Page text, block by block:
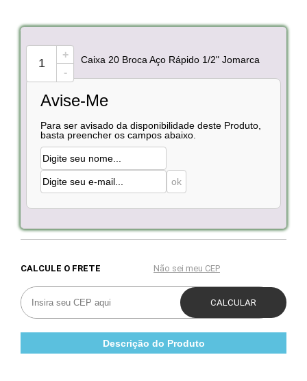
+
-
Caixa 20 Broca Aço Rápido 1/2" Jomarca
Avise-Me
Para ser avisado da disponibilidade deste Produto,
basta preencher os campos abaixo.
Descrição do Produto